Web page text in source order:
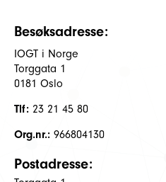
Besøksadresse:
IOGT i Norge
Torggata 1
0181 Oslo
Tlf: 23 21 45 80
Org.nr.: 966804130
Postadresse: